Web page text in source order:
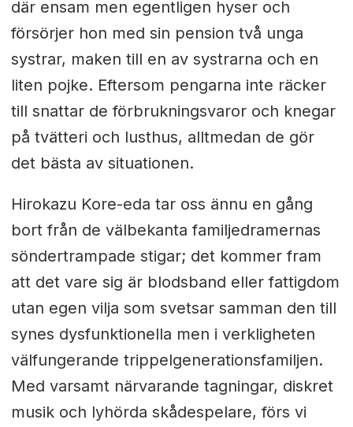
där ensam men egentligen hyser och
försörjer hon med sin pension två unga
systrar, maken till en av systrarna och en
liten pojke. Eftersom pengarna inte räcker
till snattar de förbrukningsvaror och knegar
på tvätteri och lusthus, alltmedan de gör
det bästa av situationen.
Hirokazu Kore-eda tar oss ännu en gång
bort från de välbekanta familjedramernas
söndertrampade stigar; det kommer fram
att det vare sig är blodsband eller fattigdom
utan egen vilja som svetsar samman den till
synes dysfunktionella men i verkligheten
välfungerande trippelgenerationsfamiljen.
Med varsamt närvarande tagningar, diskret
musik och lyhörda skådespelare, förs vi